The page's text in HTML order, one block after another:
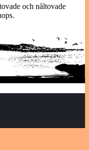
och nåltovade